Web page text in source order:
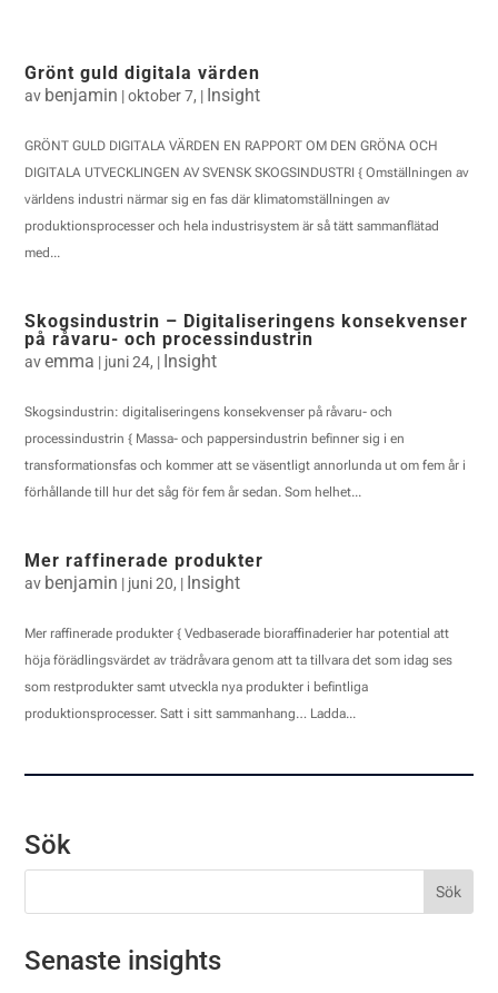
Grönt guld digitala värden
av benjamin |oktober 7, | Insight
GRÖNT GULD DIGITALA VÄRDEN EN RAPPORT OM DEN GRÖNA OCH
DIGITALA UTVECKLINGEN AV SVENSK SKOGSINDUSTRI { Omställningen av
världens industri närmar sig en fas där klimatomställningen av
produktionsprocesser och hela industrisystem är så tätt sammanflätad
med...
Skogsindustrin – Digitaliseringens konsekvenser
på råvaru- och processindustrin
avemma | juni 24, | Insight
Skogsindustrin: digitaliseringens konsekvenser på råvaru- och
processindustrin { Massa- och pappersindustrin befinner sig i en
transformationsfas och kommer att se väsentligt annorlunda ut om fem år i
förhållande till hur det såg för fem år sedan. Som helhet...
Mer raffinerade produkter
av benjamin | juni 20, | Insight
Mer raffinerade produkter { Vedbaserade bioraffinaderier har potential att
höja förädlingsvärdet av trädråvara genom att ta tillvara det som idag ses
som restprodukter samt utveckla nya produkter i befintliga
produktionsprocesser. Satt i sitt sammanhang… Ladda...
Sök
Senaste insights